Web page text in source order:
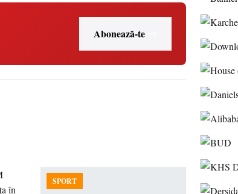
Abonează-te
SPORT